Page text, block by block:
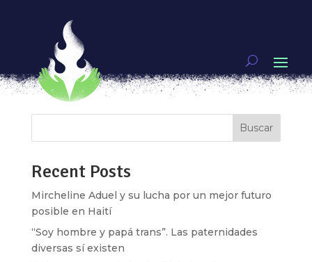
Contacto
[contact-form-7 id=»730″ title=»Formulario de
contacto 1″]
Buscar
Recent Posts
Mircheline Aduel y su lucha por un mejor futuro
posible en Haití
“Soy hombre y papá trans”. Las paternidades
diversas sí existen